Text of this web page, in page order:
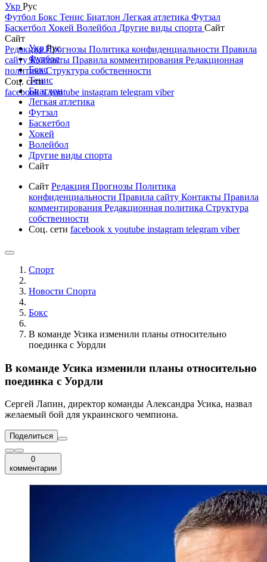
Укр Рус
Футбол Бокс Тенис Биатлон Легкая атлетика Футзал
Баскетбол Хокей Волейбол Другие виды спорта Сайт
Сайт
РедакцияПрогнозы Политика конфиденциальности Правила
сайтуКонтакты Правила комментирования Редакционная
политикаСтруктура собственности
Соц. сети
facebookxyoutube instagram telegram viber
УкрРус
Футбол
Бокс
Тенис
Биатлон
Легкая атлетика
Футзал
Баскетбол
Хокей
Волейбол
Другие виды спорта
Сайт
Сайт Редакция Прогнозы Политика
конфиденциальности Правила сайту Контакты Правила
комментирования Редакционная политика Структура
собственности
Соц. сети facebook x youtube instagram telegram viber
Спорт
Новости Cпорта
Бокс
В команде Усика изменили планы относительно
поединка с Уордли
В команде Усика изменили планы относительно
поединка с Уордли
Сергей Лапин, директор команды Александра Усика, назвал
желаемый бой для украинского чемпиона.
Поделиться
0
комментарии